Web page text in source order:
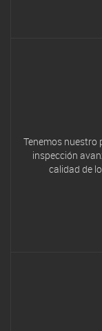
Tenemos nuestro
inspección
calidad de